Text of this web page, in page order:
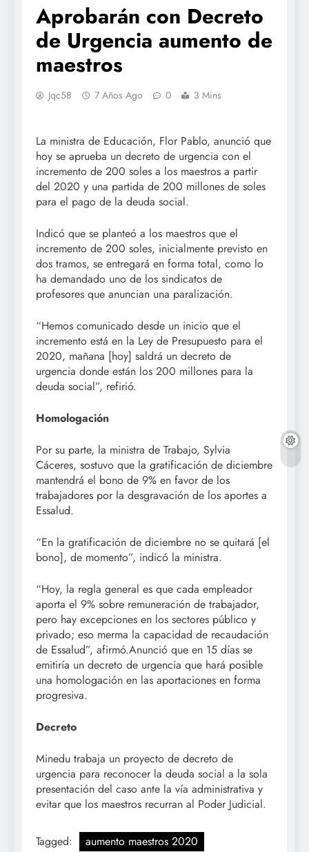
Aprobarán con Decreto
de Urgencia aumento de
maestros
Jqc58 7 Años Ago 0 3 Mins
La ministra de Educación, Flor Pablo, anunció que
hoy se aprueba un decreto de urgencia con el
incremento de 200 soles a los maestros a partir
del 2020 y una partida de 200 millones de soles
para el pago de la deuda social.
Indicó que se planteó a los maestros que el
incremento de 200 soles, inicialmente previsto en
dos tramos, se entregará en forma total, como lo
ha demandado uno de los sindicatos de
profesores que anuncian una paralización.
“Hemos comunicado desde un inicio que el
incremento está en la Ley de Presupuesto para el
2020, mañana [hoy] saldrá un decreto de
urgencia donde están los 200 millones para la
deuda social”, refirió.
Homologación
Por su parte, la ministra de Trabajo, Sylvia
Cáceres, sostuvo que la gratificación de diciembre
mantendrá el bono de 9% en favor de los
trabajadores por la desgravación de los aportes a
Essalud.
“En la gratificación de diciembre no se quitará [el
bono], de momento”, indicó la ministra.
“Hoy, la regla general es que cada empleador
aporta el 9% sobre remuneración de trabajador,
pero hay excepciones en los sectores público y
privado; eso merma la capacidad de recaudación
de Essalud”, afirmó.Anunció que en 15 días se
emitiría un decreto de urgencia que hará posible
una homologación en las aportaciones en forma
progresiva.
Decreto
Minedu trabaja un proyecto de decreto de
urgencia para reconocer la deuda social a la sola
presentación del caso ante la vía administrativa y
evitar que los maestros recurran al Poder Judicial.
Tagged:
aumento maestros 2020